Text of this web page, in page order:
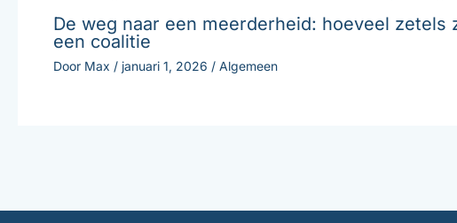
De weg naar een meerderheid: hoeveel zetels
een coalitie
Door Max / januari 1, 2026 / Algemeen